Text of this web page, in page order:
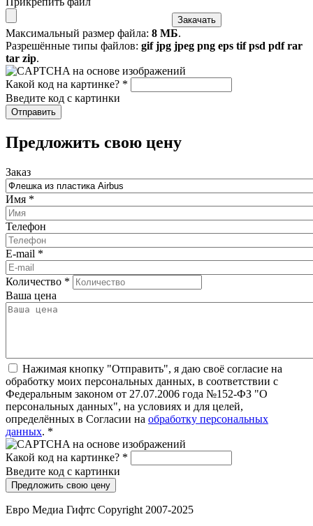
Максимальный размер файла: 8 МБ.
Разрешённые типы файлов: gif jpg jpeg png eps tif psd pdf rar
tar zip.
Какой код на картинке? *
Введите код с картинки
​Предложить свою цену
Заказ
Имя *
Телефон
E-mail *
Количество *
Ваша цена
Нажимая кнопку "Отправить", я даю своё согласие на
обработку моих персональных данных, в соответствии с
Федеральным законом от 27.07.2006 года №152-ФЗ "О
персональных данных", на условиях и для целей,
определённых в Согласии на обработку персональных
данных. *
Какой код на картинке? *
Введите код с картинки
Евро Медиа Гифтс Copyright 2007-2025